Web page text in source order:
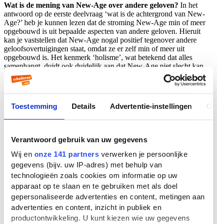
Toestemming Details Advertentie-instellingen
Verantwoord gebruik van uw gegevens
Wij en onze 141 partners verwerken je persoonlijke
gegevens (bijv. uw IP-adres) met behulp van
technologieën zoals cookies om informatie op uw
apparaat op te slaan en te gebruiken met als doel
gepersonaliseerde advertenties en content, metingen aan
advertenties en content, inzicht in publiek en
productontwikkeling. U kunt kiezen wie uw gegevens
Wat is de mening van New-Age over andere geloven? In het
antwoord op de eerste deelvraag ‘wat is de achtergrond van New-
Age?’ heb je kunnen lezen dat de stroming New-Age min of meer
opgebouwd is uit bepaalde aspecten van andere geloven. Hieruit
kan je vaststellen dat New-Age nogal positief tegenover andere
geloofsovertuigingen staat, omdat ze er zelf min of meer uit
opgebouwd is. Het kenmerk ‘holisme’, wat betekend dat alles
samenhangt, duidt ook duidelijk aan dat New-Age niet slecht kan
denken over andere geloven, omdat hun eigen geloof samenhangt
met de meeste andere geloven. New-Age wil alle godsdiensten
gelijkwaardig behandelen. Ze zien hun eigen geloofsovertuiging niet
keuze is waar ze in geloven.
bedreigende en slechte wat er bestaat. In sommige kerken is men
zeer radicaal tegen alles wat lijkt op New-Age. Ze zien de
ontwikkeling van
New-Age als afkomstig van de duivel, die op deze wijze mensen tot
zich probeert te trekken, en daardoor de wereld in zijn macht zou
krijgen. Ze ontkennen iedere relatie tussen de New-Age gedachten
en bijbelse gedachten, terwijl die relatie toch duidelijk aanwezig is.
Deze felle kritiek op de New-Age beweging komt voort uit het
duidelijk aanwezige ‘verstandelijk geloof’ in de kerk. Dat wil
zeggen dat dit geloof maar een uitleg van de geloofszaken